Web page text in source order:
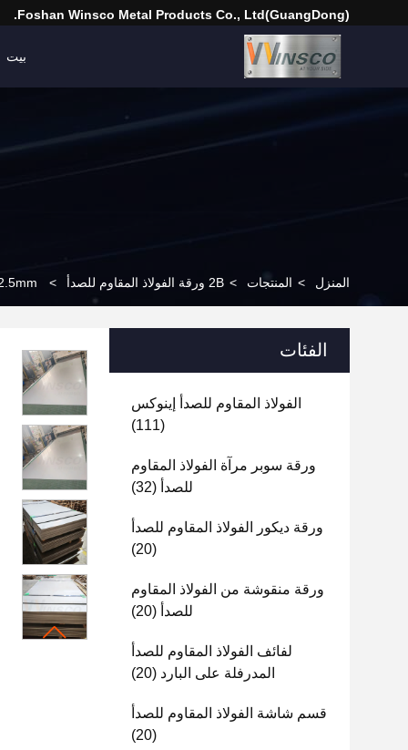
(GuangDong)Foshan Winsco Metal Products Co., Ltd.
بيت
المنزل > المنتجات > 2B ورقة الفولاذ المقاوم للصدأ > 2.5mm سمك 304 304L الصف 2B صفيحة الفولاذ المقاوم للصدأ 1220mmx2440mm
الفئات
الفولاذ المقاوم للصدأ إينوكس
(111)
ورقة سوبر مرآة الفولاذ المقاوم
للصدأ (32)
ورقة ديكور الفولاذ المقاوم للصدأ
(20)
ورقة منقوشة من الفولاذ المقاوم
للصدأ (20)
لفائف الفولاذ المقاوم للصدأ
المدرفلة على البارد (20)
قسم شاشة الفولاذ المقاوم للصدأ
(20)